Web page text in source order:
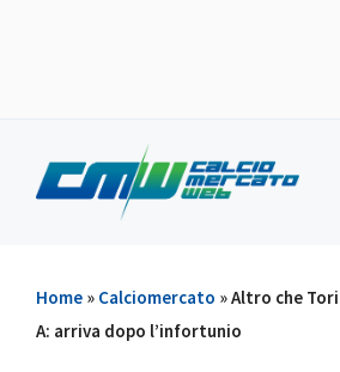
contenuto
Home » Calciomercato »Altro che
A: arriva dopo l’infortunio